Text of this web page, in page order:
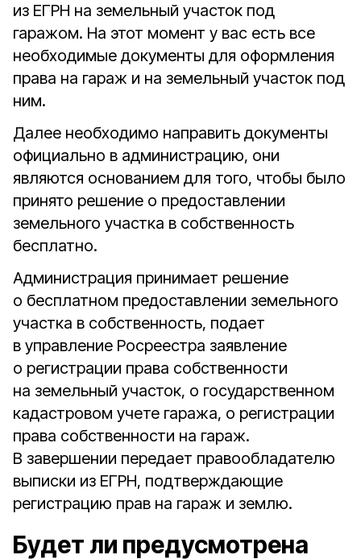
из ЕГРН на земельный участок под
гаражом. На этот момент у вас есть все
необходимые документы для оформления
права на гараж и на земельный участок под
ним.
Далее необходимо направить документы
официально в администрацию, они
являются основанием для того, чтобы было
принято решение о предоставлении
земельного участка в собственность
бесплатно.
Администрация принимает решение
о бесплатном предоставлении земельного
участка в собственность, подает
в управление Росреестра заявление
о регистрации права собственности
на земельный участок, о государственном
кадастровом учете гаража, о регистрации
права собственности на гараж.
В завершении передает правообладателю
выписки из ЕГРН, подтверждающие
регистрацию прав на гараж и землю.
Будет ли предусмотрена